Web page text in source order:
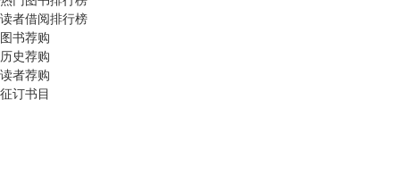
读者借阅排行榜
图书荐购
历史荐购
读者荐购
征订书目